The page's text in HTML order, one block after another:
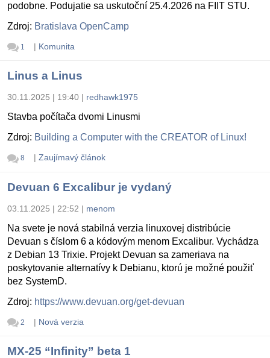
podobne. Podujatie sa uskutoční 25.4.2026 na FIIT STU.
Zdroj: Bratislava OpenCamp
1 | Komunita
Linus a Linus
30.11.2025 | 19:40 | redhawk1975
Stavba počítača dvomi Linusmi
Zdroj: Building a Computer with the CREATOR of Linux!
8 | Zaujímavý článok
Devuan 6 Excalibur je vydaný
03.11.2025 | 22:52 | menom
Na svete je nová stabilná verzia linuxovej distribúcie
Devuan s číslom 6 a kódovým menom Excalibur. Vychádza
z Debian 13 Trixie. Projekt Devuan sa zameriava na
poskytovanie alternatívy k Debianu, ktorú je možné použiť
bez SystemD.
Zdroj: https://www.devuan.org/get-devuan
2 | Nová verzia
MX-25 “Infinity” beta 1